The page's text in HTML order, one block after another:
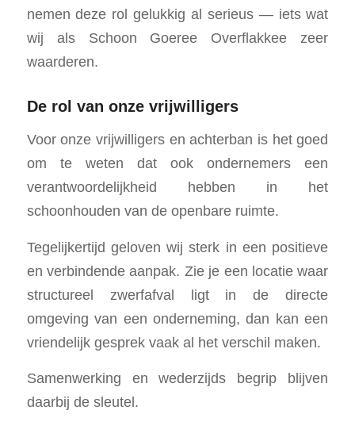
nemen deze rol gelukkig al serieus — iets wat
wij als Schoon Goeree Overflakkee zeer
waarderen.
De rol van onze vrijwilligers
Voor onze vrijwilligers en achterban is het goed
om te weten dat ook ondernemers een
verantwoordelijkheid hebben in het
schoonhouden van de openbare ruimte.
Tegelijkertijd geloven wij sterk in een positieve
en verbindende aanpak. Zie je een locatie waar
structureel zwerfafval ligt in de directe
omgeving van een onderneming, dan kan een
vriendelijk gesprek vaak al het verschil maken.
Samenwerking en wederzijds begrip blijven
daarbij de sleutel.